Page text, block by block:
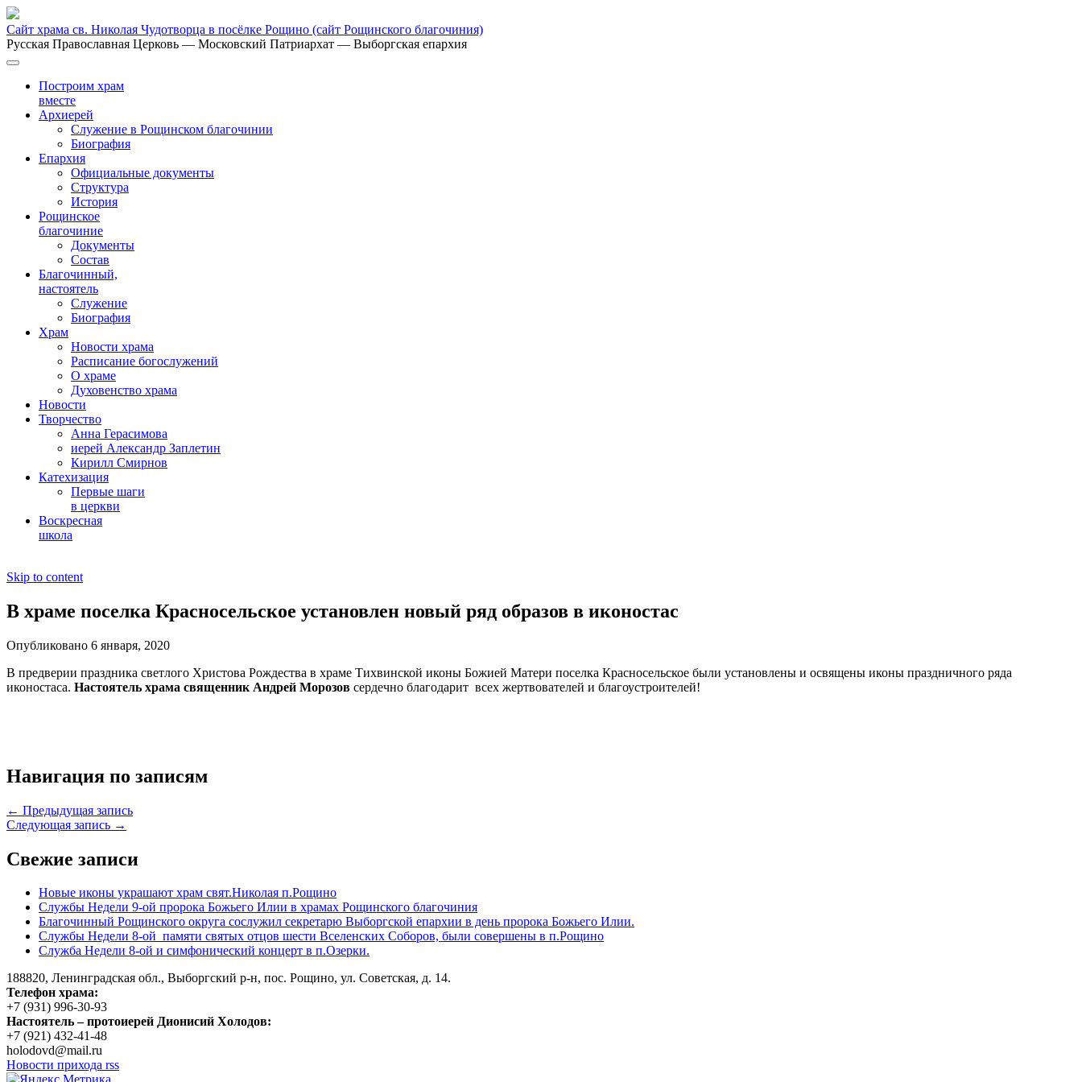
Сайт храма св. Николая Чудотворца в посёлке Рощино (сайт Рощинского благочиния)
Русская Православная Церковь — Московский Патриархат — Выборгская епархия
Построим храм
вместе
Архиерей
Служение в Рощинском благочинии
Биография
Епархия
Официальные документы
Структура
История
Рощинское
благочиние
Документы
Состав
Благочинный,
настоятель
Служение
Биография
Храм
Новости храма
Расписание богослужений
О храме
Духовенство храма
Новости
Творчество
Анна Герасимова
иерей Александр Заплетин
Кирилл Смирнов
Катехизация
Первые шаги
в церкви
Воскресная
школа
Skip to content
В храме поселка Красносельское установлен новый ряд образов в иконостас
Опубликовано 6 января, 2020
В предверии праздника светлого Христова Рождества в храме Тихвинской иконы Божией Матери поселка Красносельское были установлены и освящены иконы праздничного ряда
иконостаса. Настоятель храма священник Андрей Морозов сердечно благодарит всех жертвователей и благоустроителей!
Навигация по записям
← Предыдущая запись
Следующая запись →
Свежие записи
Новые иконы украшают храм свят.Николая п.Рощино
Службы Недели 9-ой пророка Божьего Илии в храмах Рощинского благочиния
Благочинный Рощинского округа сослужил секретарю Выборгской епархии в день пророка Божьего Илии.
Службы Недели 8-ой памяти святых отцов шести Вселенских Соборов, были совершены в п.Рощино
Служба Недели 8-ой и симфонический концерт в п.Озерки.
188820, Ленинградская обл., Выборгский р-н, пос. Рощино, ул. Советская, д. 14.
Телефон храма:
+7 (931) 996-30-93
Настоятель – протоиерей Дионисий Холодов:
+7 (921) 432-41-48
holodovd@mail.ru
Новости прихода rss